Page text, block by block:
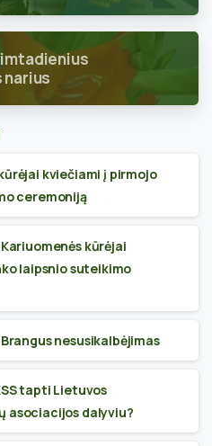
narius
kviečiami į pirmojo
ceremoniją
Kariuomenės kūrėjai
laipsnio suteikimo
Brangus nesusikalbėjimas
tapti Lietuvos
asociacijos dalyviu?